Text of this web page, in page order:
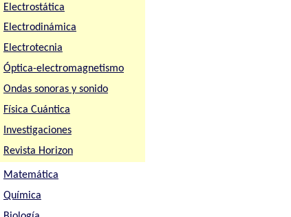
Electrostática
Electrodinámica
Electrotecnia
Óptica-electromagnetismo
Ondas sonoras y sonido
Física Cuántica
Investigaciones
Revista Horizon
Matemática
Química